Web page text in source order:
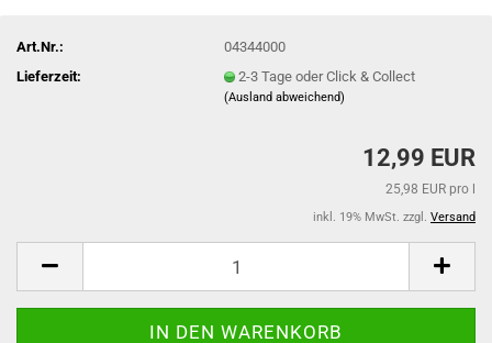
Art.Nr.:
04344000
Lieferzeit:
2-3 Tage oder Click & Collect
(Ausland abweichend)
12,99 EUR
25,98 EUR pro l
inkl. 19% MwSt. zzgl. Versand